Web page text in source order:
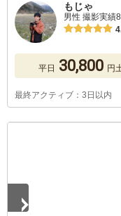
もじゃ
男性 撮影実績
平日 30,800 円
最終アクティブ：3日以内